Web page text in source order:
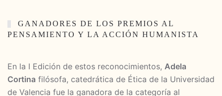
GANADORES DE LOS PREMIOS AL
PENSAMIENTO Y LA ACCIÓN HUMANISTA
En la I Edición de estos reconocimientos, Adela
Cortina filósofa, catedrática de Ética de la Universidad
de Valencia fue la ganadora de la categoría al